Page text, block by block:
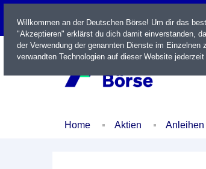
LIVE
Home Aktien Anleihen
Willkommen an der Deutschen Börse! Um dir das
"Akzeptieren" erklärst du dich damit einverstanden,
der Verwendung der genannten Dienste im
verwandten Technologien auf dieser Website